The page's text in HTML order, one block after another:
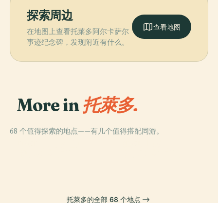
探索周边
在地图上查看托莱多阿尔卡萨尔
事迹纪念碑，发现附近有什么。
查看地图
More in托萊多.
68 个值得探索的地点——有几个值得搭配同游。
PLACE PLACE
托萊多的全部 68 个地点